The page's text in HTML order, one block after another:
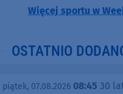
Więcej sportu w
OSTATNIO
piątek, 07.08.2026 08:45 30